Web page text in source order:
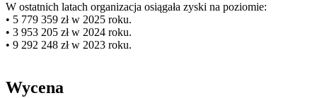
W ostatnich latach organizacja osiągała zyski na poziomie:
• 5 779 359 zł w 2025 roku.
• 3 953 205 zł w 2024 roku.
• 9 292 248 zł w 2023 roku.
Wycena